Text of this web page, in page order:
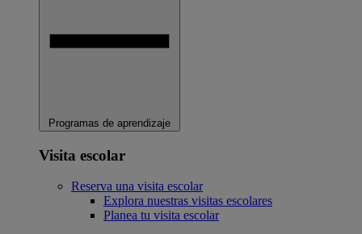
Programas de aprendizaje
Visita escolar
Reserva una visita escolar
Explora nuestras visitas escolares
Planea tu visita escolar